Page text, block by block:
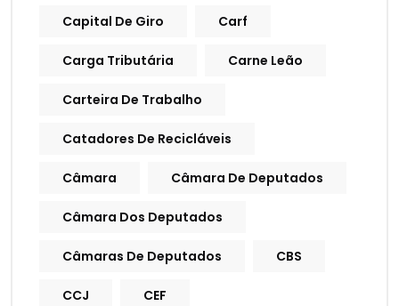
Capital De Giro Carf
Carga Tributária Carne Leão
Carteira De Trabalho
Catadores De Recicláveis
Câmara Câmara De Deputados
Câmara Dos Deputados
Câmaras De Deputados CBS
CCJ CEF